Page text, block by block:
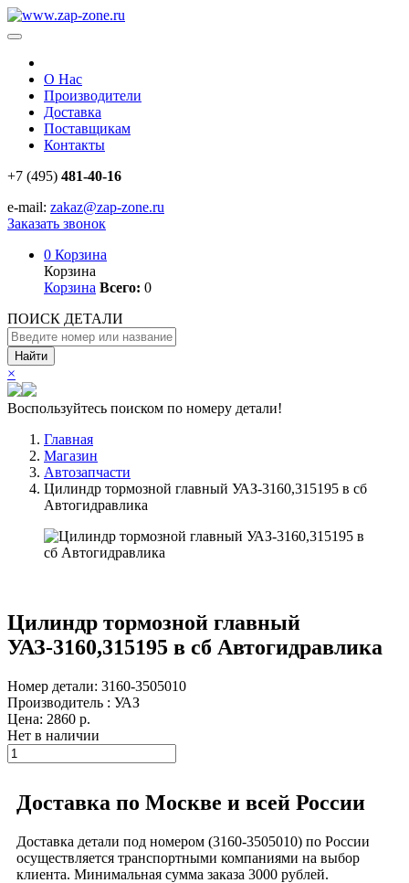
О Нас
Производители
Доставка
Поставщикам
Контакты
+7 (495) 481-40-16
e-mail: zakaz@zap-zone.ru
Заказать звонок
0 Корзина
Корзина
Корзина Всего: 0
ПОИСК ДЕТАЛИ
Найти
×
Воспользуйтесь поиском по номеру детали!
Главная
Магазин
Автозапчасти
Цилиндр тормозной главный УАЗ-3160,315195 в сб
Автогидравлика
Цилиндр тормозной главный
УАЗ-3160,315195 в сб Автогидравлика
Номер детали: 3160-3505010
Производитель : УАЗ
Цена: 2860 р.
Нет в наличии
Доставка по Москве и всей России
Доставка детали под номером (3160-3505010) по России
осуществляется транспортными компаниями на выбор
клиента. Минимальная сумма заказа 3000 рублей.